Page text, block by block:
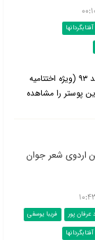
در این نشست از پوستر جدید اردوی آفتابگردان‎ها در اسفند ۹۳ (ویژه اختتامیه
پوستر را مشاهده
شعر جوان
عرفان پور
فریبا یوسفی